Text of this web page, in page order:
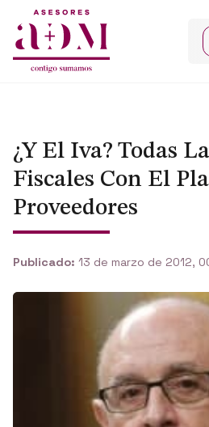
¿Y El Iva? Todas
Fiscales Con El
Proveedores
Publicado: 13 de marzo de 2012,